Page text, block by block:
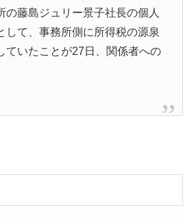
の藤島ジュリー景子社長の個人
して、事務所側に所得税の源泉
ていたことが27日、関係者への